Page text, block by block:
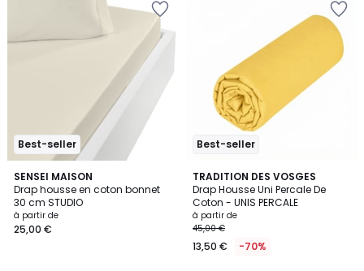
Best-seller
SENSEI MAISON
Drap housse en coton bonnet
30 cm STUDIO
à partir de
25,00 €
3,8
/ 5
19
Couleurs
Best-seller
TRADITION DES VOSGES
Drap Housse Uni Percale De
Coton - UNIS PERCALE
à partir de
45,00 €
13,50 € -70%
4,5
/ 5
22
Couleurs